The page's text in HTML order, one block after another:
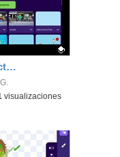
Programa con OctoStudio, un juego de disparos contra Zombies con un cargador basado en el House of the dead
visualizaciones